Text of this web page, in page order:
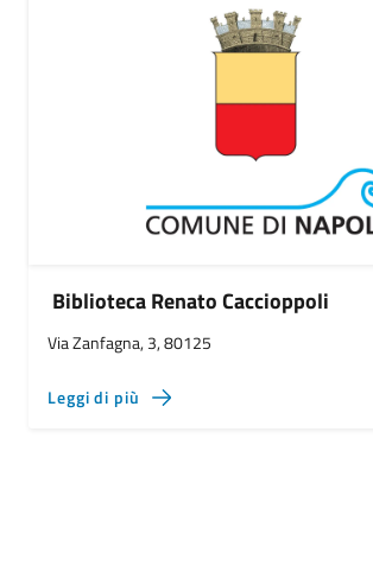
Biblioteca Renato Caccioppoli
Via Zanfagna, 3, 80125
Leggi di più